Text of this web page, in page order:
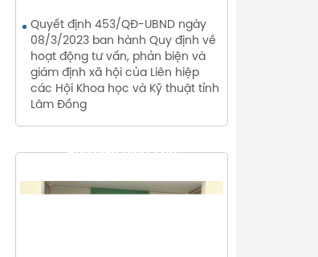
Quyết định 453/QĐ-UBND ngày
08/3/2023 ban hành Quy định về
hoạt động tư vấn, phản biện và
giám định xã hội của Liên hiệp
các Hội Khoa học và Kỹ thuật tỉnh
Lâm Đồng
THƯ VIỆN HÌNH ẢNH